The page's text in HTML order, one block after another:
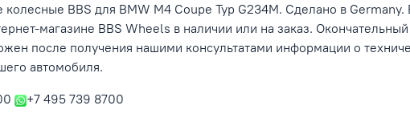
BBS для BMW M4 Coupe Typ G234M. Сделано в Germany.
магазине BBS Wheels в наличии или на заказ.
после получения нашими консультатами информации о
автомобиля.
+7 495 739 8700